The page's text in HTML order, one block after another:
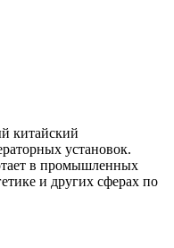
китайский
установок.
в промышленных
и других сферах по